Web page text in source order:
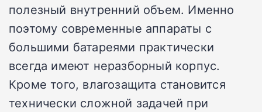
полезный внутренний объем. Именно
поэтому современные аппараты с
большими батареями практически
всегда имеют неразборный корпус.
Кроме того, влагозащита становится
технически сложной задачей при